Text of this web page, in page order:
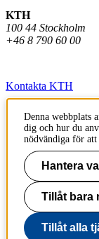
KTH
100 44 Stockholm
+46 8 790 60 00
Kontakta KTH
Jobba på KTH
Press och media
Faktura och
Om KTH:s
Denna webbplats
dig och hur du
nödvändiga för att
Hantera
Tillåt bara
Tillåt alla